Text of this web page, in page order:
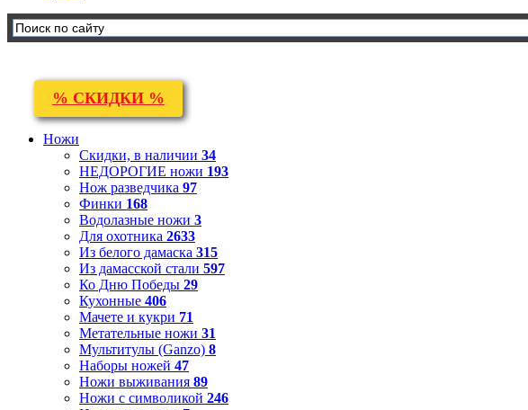
% СКИДКИ %
Ножи
Скидки, в наличии 34
НЕДОРОГИЕ ножи 193
Нож разведчика 97
Финки 168
Водолазные ножи 3
Для охотника 2633
Из белого дамаска 315
Из дамасской стали 597
Ко Дню Победы 29
Кухонные 406
Мачете и кукри 71
Метательные ножи 31
Мультитулы (Ganzo) 8
Наборы ножей 47
Ножи выживания 89
Ножи с символикой 246